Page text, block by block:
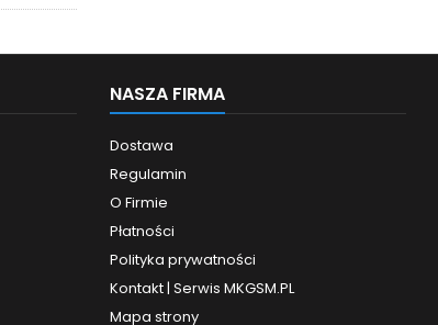
NASZA FIRMA
Dostawa
Regulamin
O Firmie
Płatności
Polityka prywatności
Kontakt | Serwis MKGSM.PL
Mapa strony